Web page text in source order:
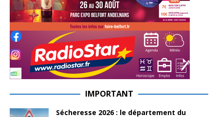
IMPORTANT
Sécheresse 2026 : le département du